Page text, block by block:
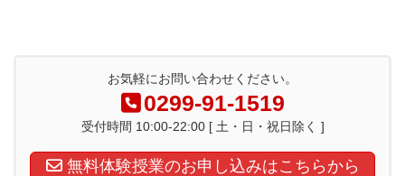
お気軽にお問い合わせください。
0299-91-1519
受付時間 10:00-22:00 [ 土・日・祝日除く ]
無料体験授業のお申し込みはこちらから